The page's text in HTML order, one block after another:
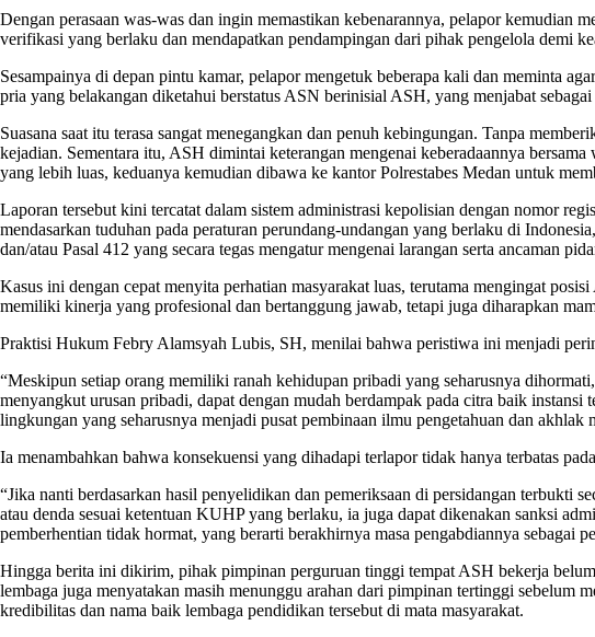
Dengan perasaan was-was dan ingin memastikan kebenarannya, pelapor kemudian
verifikasi yang berlaku dan mendapatkan pendampingan dari pihak pengelola demi
Sesampainya di depan pintu kamar, pelapor mengetuk beberapa kali dan meminta
pria yang belakangan diketahui berstatus ASN berinisial ASH, yang menjabat
Suasana saat itu terasa sangat menegangkan dan penuh kebingungan. Tanpa
kejadian. Sementara itu, ASH dimintai keterangan mengenai keberadaannya
yang lebih luas, keduanya kemudian dibawa ke kantor Polrestabes Medan untuk
Laporan tersebut kini tercatat dalam sistem administrasi kepolisian dengan
mendasarkan tuduhan pada peraturan perundang-undangan yang berlaku di
dan/atau Pasal 412 yang secara tegas mengatur mengenai larangan serta ancaman
Kasus ini dengan cepat menyita perhatian masyarakat luas, terutama mengingat
memiliki kinerja yang profesional dan bertanggung jawab, tetapi juga diharapkan
Praktisi Hukum Febry Alamsyah Lubis, SH, menilai bahwa peristiwa ini menjadi
“Meskipun setiap orang memiliki ranah kehidupan pribadi yang seharusnya
menyangkut urusan pribadi, dapat dengan mudah berdampak pada citra baik
lingkungan yang seharusnya menjadi pusat pembinaan ilmu pengetahuan dan
Ia menambahkan bahwa konsekuensi yang dihadapi terlapor tidak hanya terbatas
“Jika nanti berdasarkan hasil penyelidikan dan pemeriksaan di persidangan terbukti
atau denda sesuai ketentuan KUHP yang berlaku, ia juga dapat dikenakan sanksi
pemberhentian tidak hormat, yang berarti berakhirnya masa pengabdiannya sebagai
Hingga berita ini dikirim, pihak pimpinan perguruan tinggi tempat ASH bekerja
lembaga juga menyatakan masih menunggu arahan dari pimpinan tertinggi sebelum
kredibilitas dan nama baik lembaga pendidikan tersebut di mata masyarakat.